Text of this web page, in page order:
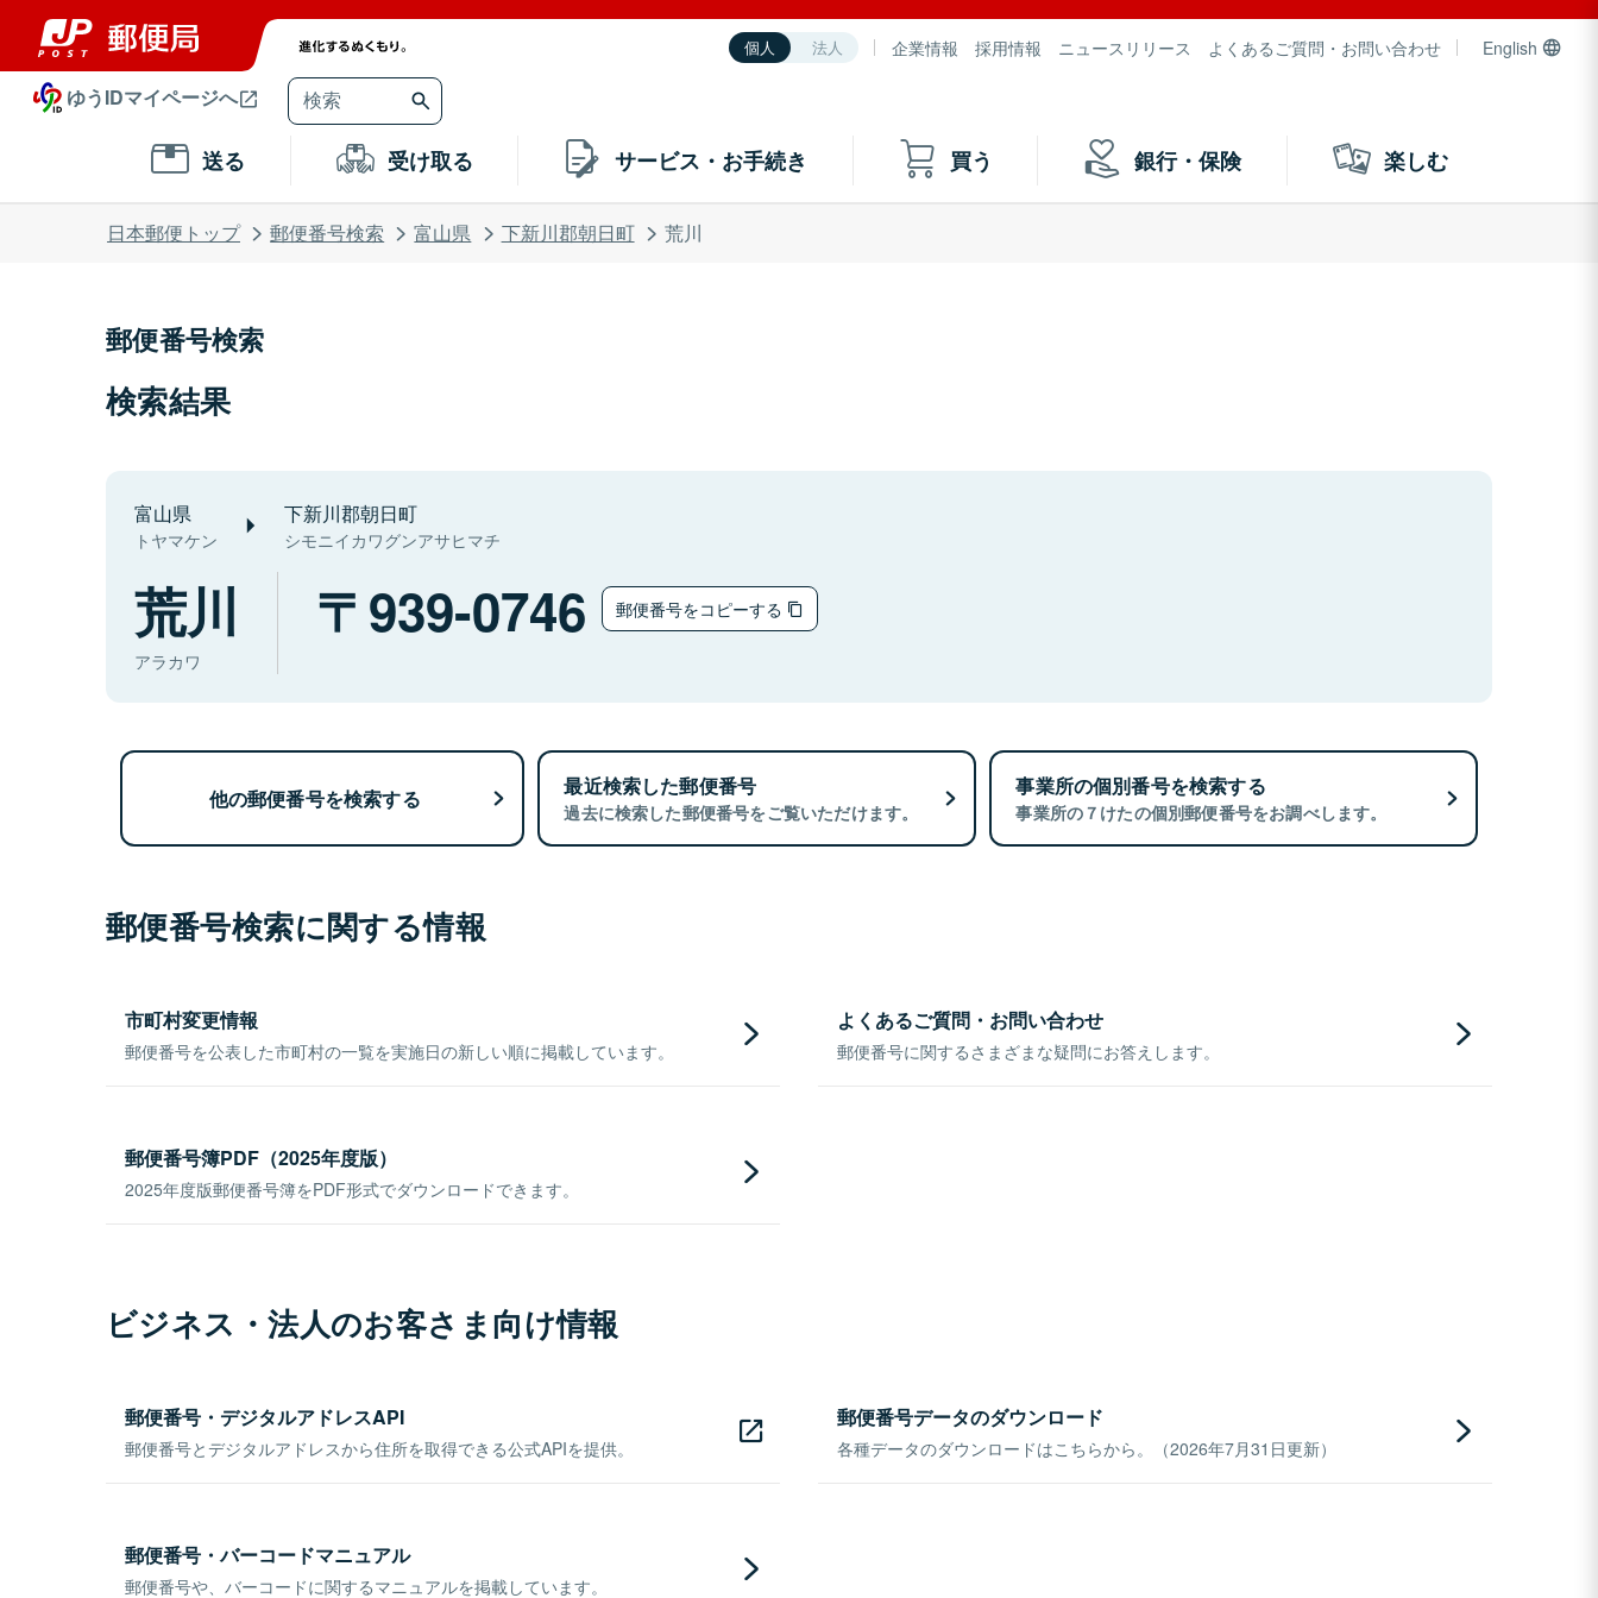
個人 法人 企業情報 採用情報 ニュースリリース よくあるご質問・お問い合わせ English
ゆうIDマイページへ
送る 受け取る サービス・お手続き 買う 銀行・保険 楽しむ
日本郵便トップ 郵便番号検索 富山県 下新川郡朝日町 荒川
郵便番号検索
検索結果
富山県
トヤマケン
下新川郡朝日町
シモニイカワグンアサヒマチ
荒川
アラカワ
939-0746 郵便番号をコピーする
他の郵便番号を検索する 最近検索した郵便番号
過去に検索した郵便番号をご覧いただけます。
事業所の個別番号を検索する
事業所の７けたの個別郵便番号をお調べします。
郵便番号検索に関する情報
市町村変更情報
郵便番号を公表した市町村の一覧を実施日の新しい順に掲載しています。
よくあるご質問・お問い合わせ
郵便番号に関するさまざまな疑問にお答えします。
郵便番号簿PDF（2025年度版）
2025年度版郵便番号簿をPDF形式でダウンロードできます。
ビジネス・法人のお客さま向け情報
郵便番号・デジタルアドレスAPI
郵便番号とデジタルアドレスから住所を取得できる公式APIを提供。
郵便番号データのダウンロード
各種データのダウンロードはこちらから。（2026年7月31日更新）
郵便番号・バーコードマニュアル
郵便番号や、バーコードに関するマニュアルを掲載しています。